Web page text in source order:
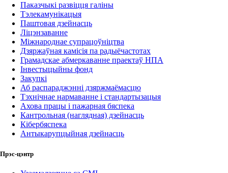
Паказчыкі развіцця галіны
Тэлекамунікацыя
Паштовая дзейнасць
Ліцэнзаванне
Міжнароднае супрацоўніцтва
Дзяржаўная камісія па радыёчастотах
Грамадскае абмеркаванне праектаў НПА
Інвестыцыйны фонд
Закупкі
Аб распараджэнні дзяржмаёмасцю
Тэхнічнае нармаванне і стандартызацыя
Ахова працы і пажарная бяспека
Кантрольная (наглядная) дзейнасць
Кібербяспека
Антыкарупцыйная дзейнасць
Прэс-цэнтр